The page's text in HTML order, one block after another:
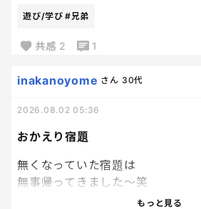
い🥹🥹
遊び/学び #兄弟
共感 2 1
おかえり宿題
inakanoyome さん 30代
2026.08.02 05:36
無くなっていた宿題は
無事帰ってきました～笑
やっぱり人の「見た」とかもっと見る